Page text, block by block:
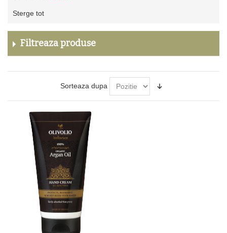
acest
Sterge tot
Filtreaza produse
Sorteaza dupa